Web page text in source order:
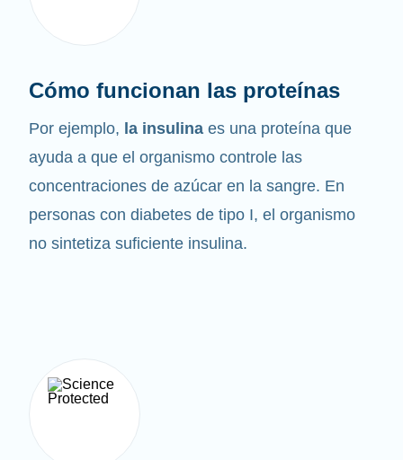
Cómo funcionan las proteínas
Por ejemplo, la insulina es una proteína que
ayuda a que el organismo controle las
concentraciones de azúcar en la sangre. En
personas con diabetes de tipo I, el organismo
no sintetiza suficiente insulina.